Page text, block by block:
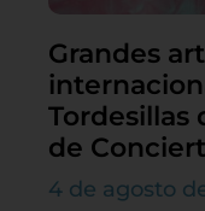
Grandes
Tordesillas
de
4 de agosto